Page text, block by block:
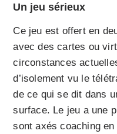
Un jeu sérieux
Ce jeu est offert en
avec des cartes ou
circonstances
d’isolement vu le
de ce qui se dit dans
surface. Le jeu a une
sont axés coaching